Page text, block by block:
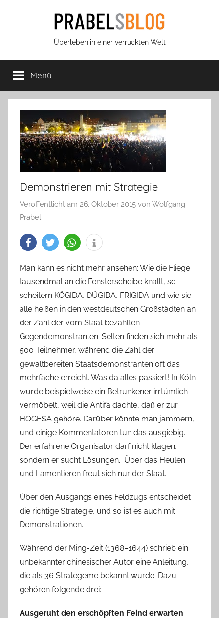
Prabels
Blog
Überleben in einer verrückten Welt
Menü
Demonstrieren mit Strategie
Veröffentlicht am 26. Oktober 2015 von Wolfgang
Prabel
Man kann es nicht mehr ansehen: Wie die Fliege
tausendmal an die Fensterscheibe knallt, so
scheitern KÖGIDA, DÜGIDA, FRIGIDA und wie sie
alle heißen in den westdeutschen Großstädten an
der Zahl der vom Staat bezahlten
Gegendemonstranten. Selten finden sich mehr als
500 Teilnehmer, während die Zahl der
gewaltbereiten Staatsdemonstranten oft das
mehrfache erreicht. Was da alles passiert! In Köln
wurde beispielweise ein Betrunkener irrtümlich
vermöbelt, weil die Antifa dachte, daß er zur
HOGESA gehöre. Darüber könnte man jammern,
und einige Kommentatoren tun das ausgiebig.
Der erfahrene Organisator darf nicht klagen,
sondern er sucht Lösungen. Über das Heulen
und Lamentieren freut sich nur der Staat.
Über den Ausgangs eines Feldzugs entscheidet
die richtige Strategie, und so ist es auch mit
Demonstrationen.
Während der Ming-Zeit (1368–1644) schrieb ein
unbekannter chinesischer Autor eine Anleitung,
die als 36 Strategeme bekannt wurde. Dazu
gehören folgende drei:
Ausgeruht den erschöpften Feind erwarten